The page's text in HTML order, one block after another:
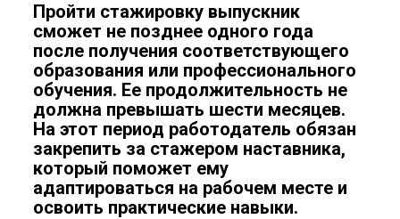
Пройти стажировку выпускник
сможет не позднее одного года
после получения соответствующего
образования или профессионального
обучения. Ее продолжительность не
должна превышать шести месяцев.
На этот период работодатель обязан
закрепить за стажером наставника,
который поможет ему
адаптироваться на рабочем месте и
освоить практические навыки.